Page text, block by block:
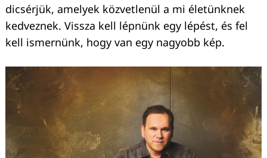
dicsérjük, amelyek közvetlenül a mi életünknek
kedveznek. Vissza kell lépnünk egy lépést, és fel
kell ismernünk, hogy van egy nagyobb kép.